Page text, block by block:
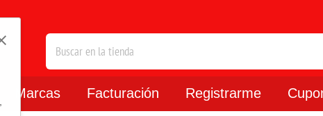
Marcas Facturación Registrarme